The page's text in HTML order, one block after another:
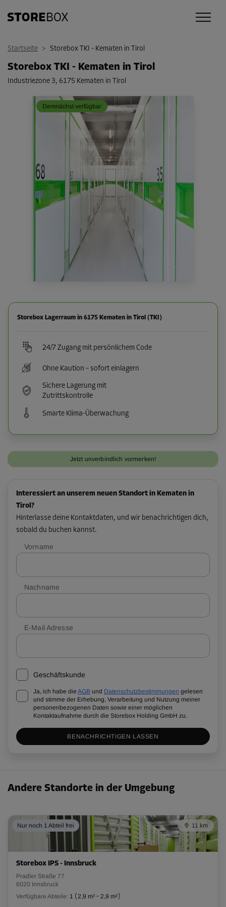
Startseite > Storebox TKI - Kematen in Tirol
Storebox TKI - Kematen in Tirol
Industriezone 3, 6175 Kematen in Tirol
Demnächst verfügbar
Storebox Lagerraum in 6175 Kematen in Tirol (TKI)
24/7 Zugang mit persönlichem Code
Ohne Kaution – sofort einlagern
Sichere Lagerung mit
Zutrittskontrolle
Smarte Klima-Überwachung
Jetzt unverbindlich vormerken!
Interessiert an unserem neuen Standort in Kematen in
Tirol?
Hinterlasse deine Kontaktdaten, und wir benachrichtigen dich,
sobald du buchen kannst.
Vorname
Nachname
E-Mail Adresse
Geschäftskunde
Ja, ich habe die AGB und Datenschutzbestimmungen gelesen
und stimme der Erhebung, Verarbeitung und Nutzung meiner
personenbezogenen Daten sowie einer möglichen
Kontaktaufnahme durch die Storebox Holding GmbH zu.
BENACHRICHTIGEN LASSEN
Andere Standorte in der Umgebung
Nur noch 1 Abteil frei 11 km
Storebox IPS - Innsbruck
Pradler Straße 77
6020 Innsbruck
Verfügbare Abteile: 1 (2,9 m² - 2,9 m²)